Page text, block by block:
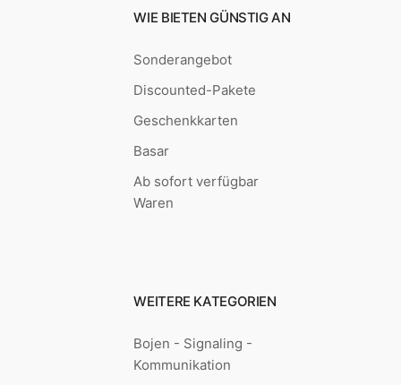
WIE BIETEN GÜNSTIG AN
Sonderangebot
Discounted-Pakete
Geschenkkarten
Basar
Ab sofort verfügbar
Waren
WEITERE KATEGORIEN
Bojen - Signaling -
Kommunikation